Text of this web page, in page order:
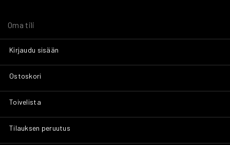
Oma tili
Kirjaudu sisään
Ostoskori
Toivelista
Tilauksen peruutus